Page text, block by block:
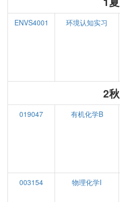
ENVS4001 环境认知实习
2秋
019047 有机化学B
003154
物理化学I